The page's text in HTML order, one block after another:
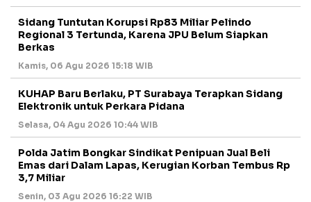
Sidang Tuntutan Korupsi Rp83 Miliar Pelindo
Regional 3 Tertunda, Karena JPU Belum Siapkan
Berkas
Kamis, 06 Agu 2026 15:18 WIB
KUHAP Baru Berlaku, PT Surabaya Terapkan Sidang
Elektronik untuk Perkara Pidana
Selasa, 04 Agu 2026 10:44 WIB
Polda Jatim Bongkar Sindikat Penipuan Jual Beli
Emas dari Dalam Lapas, Kerugian Korban Tembus Rp
3,7 Miliar
Senin, 03 Agu 2026 16:22 WIB